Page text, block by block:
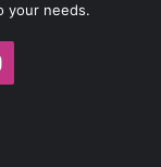
your needs.
Instagram